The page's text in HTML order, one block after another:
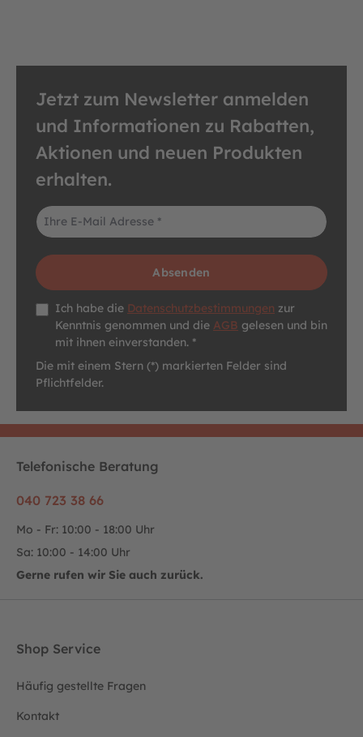
Jetzt zum Newsletter anmelden
und Informationen zu Rabatten,
Aktionen und neuen Produkten
erhalten.
E-Mail-Adresse*
Absenden
Datenschutz *
Ich habe die Datenschutzbestimmungen zur
Kenntnis genommen und die AGB gelesen und bin
mit ihnen einverstanden. *
Die mit einem Stern (*) markierten Felder sind
Pflichtfelder.
Telefonische Beratung
040 723 38 66
Mo - Fr: 10:00 - 18:00 Uhr
Sa: 10:00 - 14:00 Uhr
Gerne rufen wir Sie auch zurück.
Shop Service
Häufig gestellte Fragen
Kontakt